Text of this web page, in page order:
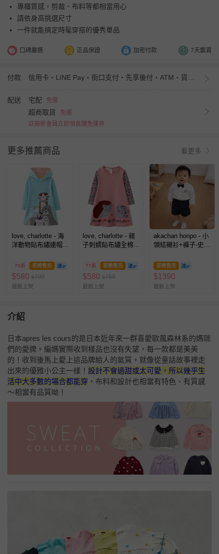
專櫃質感，剪裁、布料等都相當用心
請依身高挑選尺寸
一件就能搞定時髦穿搭的優秀單品
口碑嚴選 正品保證 加密付款 7天鑑賞
付款
配送 宅配 免運
超商取貨
免運
註冊新會員立即領首購免運券
更多推薦商品 看更多
love, charlotte - 海
洋動物貼布繡連帽全
73折 即將售完
$580 $790
最新上架
love, charlotte - 親
子刺蝟貼布繡全棉長
77折 即將售完
$580 $750
最新上架
akachan honpo - 小
領結襯衫+褲子-史努
即將售完
$1390
最新上架
介紹
日本apres les cours的是日本近年來一群喜愛歐風森林系的媽咪
們的愛牌。編媽實際收到樣品也沒有失望，每一款都是美美
的！收到後馬上愛上這品牌給人的氣質，就像從童話故事裡走
出來的優雅小公主一樣！ 設計不會過甜或太可愛，所以幾乎生
活中大多數的場合都能穿 ，布料和設計也相當有特色、有質感
～相當有品質呦！